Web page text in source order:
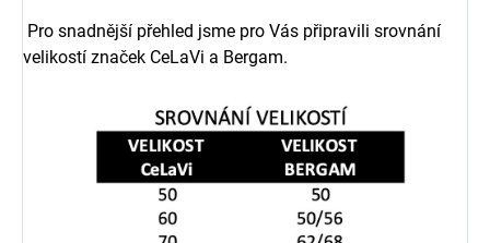
Pro snadnější přehled jsme pro Vás připravili srovnání
velikostí značek CeLaVi a Bergam.